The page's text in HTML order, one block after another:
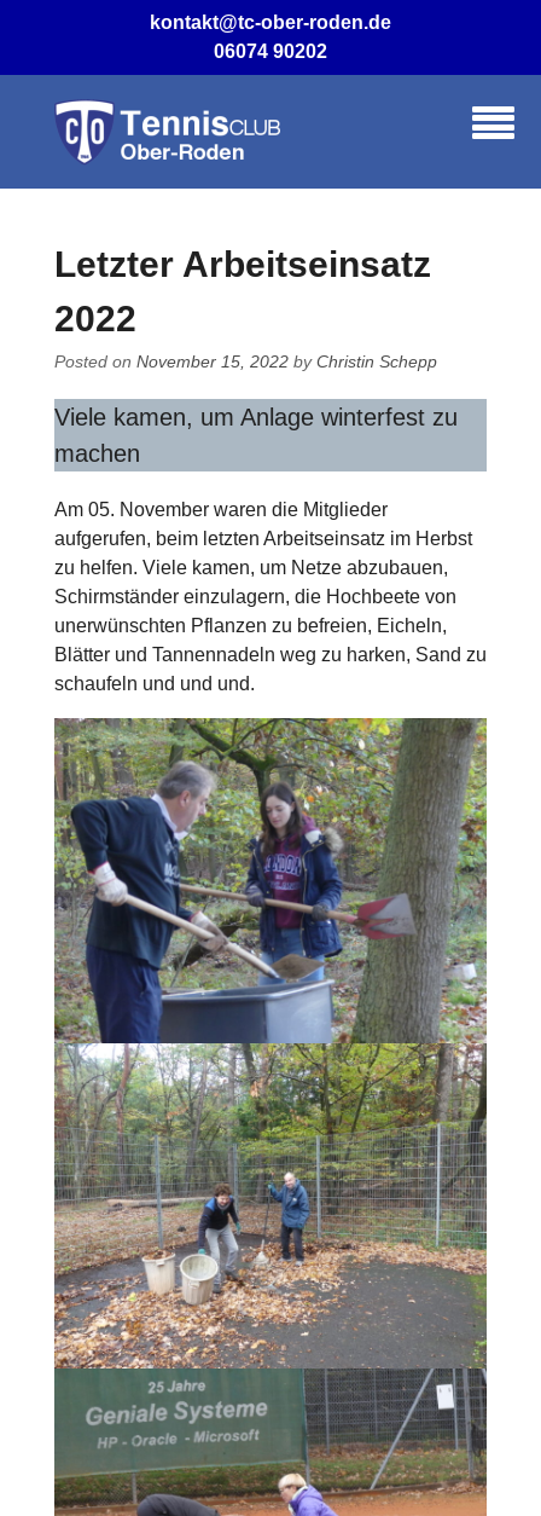
content
kontakt@tc-ober-roden.de
06074 90202
Letzter Arbeitseinsatz
2022
Posted on November 15, 2022byChristin Schepp
Viele kamen, um Anlage winterfest zu
machen
Am 05. November waren die Mitglieder
aufgerufen, beim letzten Arbeitseinsatz im Herbst
zu helfen. Viele kamen, um Netze abzubauen,
Schirmständer einzulagern, die Hochbeete von
unerwünschten Pflanzen zu befreien, Eicheln,
Blätter und Tannennadeln weg zu harken, Sand zu
schaufeln und und und.